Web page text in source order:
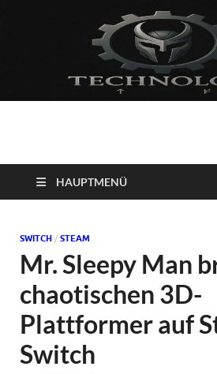
Technoloki:
und
News
Blockbuster, Indie-Perlen und Retro-
HAUPTMENÜ
SWITCH / STEAM
Mr. Sleepy Man
chaotischen 3D-
Plattformer auf
Switch